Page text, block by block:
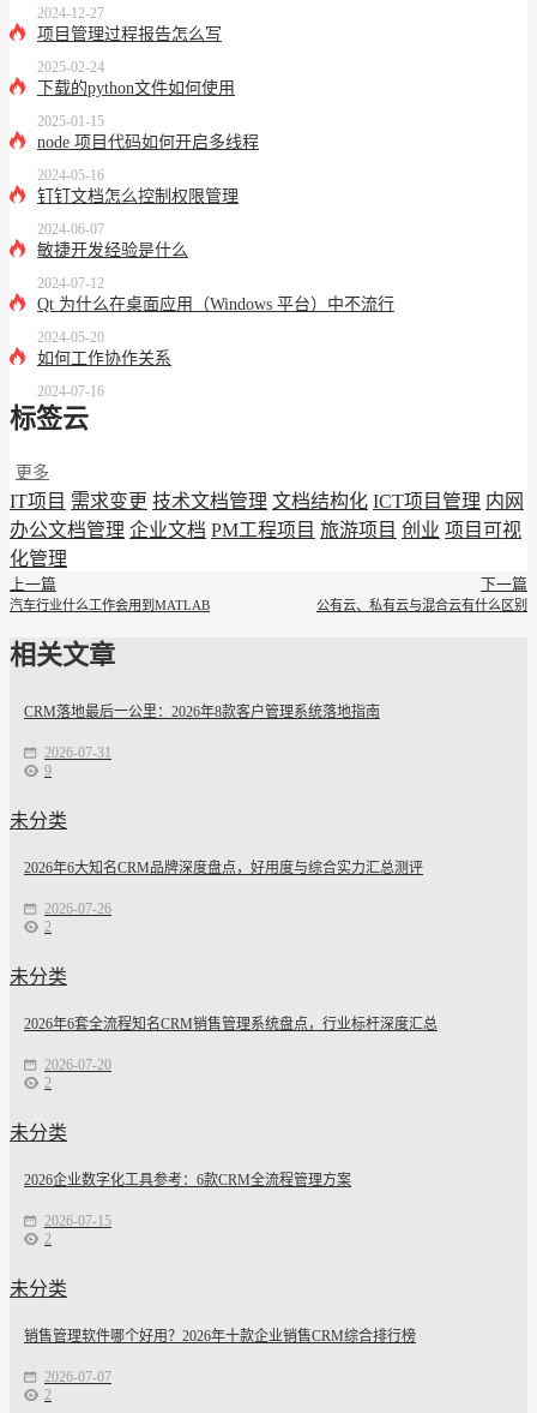
2024-12-27
项目管理过程报告怎么写
2025-02-24
下载的python文件如何使用
2025-01-15
node 项目代码如何开启多线程
2024-05-16
钉钉文档怎么控制权限管理
2024-06-07
敏捷开发经验是什么
2024-07-12
Qt 为什么在桌面应用（Windows 平台）中不流行
2024-05-20
如何工作协作关系
2024-07-16
标签云
更多
IT项目 需求变更 技术文档管理 文档结构化 ICT项目管理 内网
办公文档管理 企业文档 PM工程项目 旅游项目 创业 项目可视
化管理
上一篇
汽车行业什么工作会用到MATLAB
下一篇
公有云、私有云与混合云有什么区别
相关文章
CRM落地最后一公里：2026年8款客户管理系统落地指南
2026-07-31
9
未分类
2026年6大知名CRM品牌深度盘点，好用度与综合实力汇总测评
2026-07-26
2
未分类
2026年6套全流程知名CRM销售管理系统盘点，行业标杆深度汇总
2026-07-20
2
未分类
2026企业数字化工具参考：6款CRM全流程管理方案
2026-07-15
2
未分类
销售管理软件哪个好用？2026年十款企业销售CRM综合排行榜
2026-07-07
2